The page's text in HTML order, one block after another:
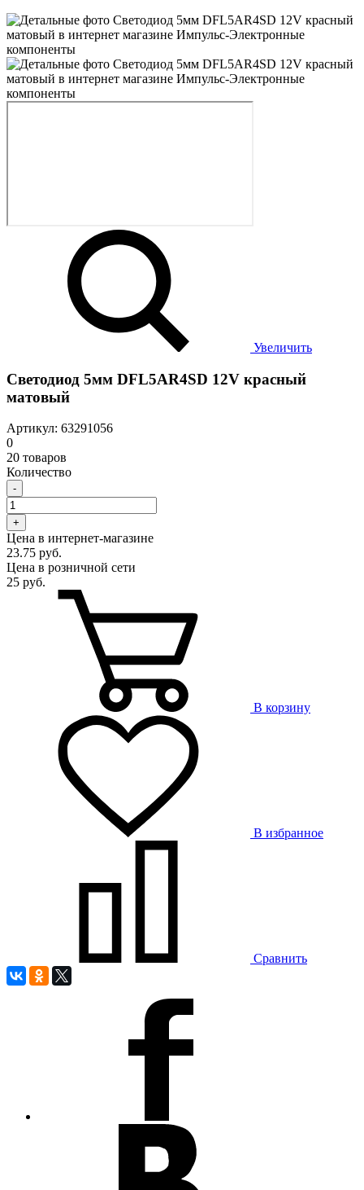
Увеличить
Светодиод 5мм DFL5AR4SD 12V красный
матовый
Артикул: 63291056
0
20 товаров
Количество
-
+
Цена в интернет-магазине
23.75 руб.
Цена в розничной сети
25 руб.
В корзину
В избранное
Сравнить